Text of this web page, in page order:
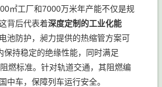
㎡工厂和7000万米年产能不仅是规
背后代表着深度定制的工业化能
池防护，昶力提供的热缩管方案可
持稳定的绝缘性能，同时满足
燃标准。针对轨道交通，其阻燃编
中车，保障列车运行安全。